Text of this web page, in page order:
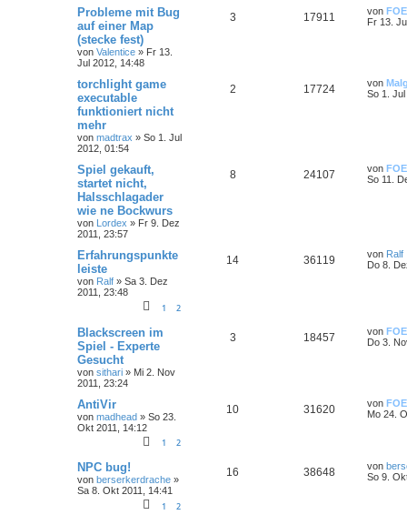
Probleme mit Bug
auf einer Map
(stecke fest)
von Valentice » Fr 13.
Jul 2012, 14:48
3 17911 von FOE
Fr 13.
torchlight game
executable
funktioniert nicht
mehr
von madtrax » So 1. Jul
2012, 01:54
2 17724 von
So 1.
Spiel gekauft,
startet nicht,
Halsschlagader
wie ne Bockwurs
von Lordex » Fr 9. Dez
2011, 23:57
8 24107 von FOE
So 11.
Erfahrungspunkte
leiste
von Ralf » Sa 3. Dez
2011, 23:48
1 2
14 36119 von Ralf
Do 8.
Blackscreen im
Spiel - Experte
Gesucht
von sithari » Mi 2. Nov
2011, 23:24
3 18457 von FOE
Do 3.
AntiVir
von madhead » So 23.
Okt 2011, 14:12
1 2
10 31620 von FOE
Mo 24.
NPC bug!
von berserkerdrache »
Sa 8. Okt 2011, 14:41
1 2
16 38648 von
So 9.